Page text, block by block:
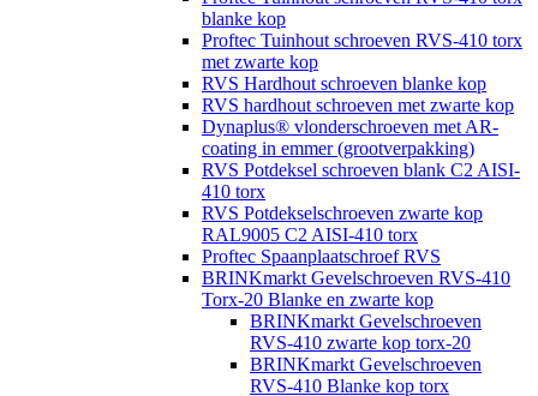
blanke kop
Proftec Tuinhout schroeven RVS-410 torx
met zwarte kop
RVS Hardhout schroeven blanke kop
RVS hardhout schroeven met zwarte kop
Dynaplus® vlonderschroeven met AR-
coating in emmer (grootverpakking)
RVS Potdeksel schroeven blank C2 AISI-
410 torx
RVS Potdekselschroeven zwarte kop
RAL9005 C2 AISI-410 torx
Proftec Spaanplaatschroef RVS
BRINKmarkt Gevelschroeven RVS-410
Torx-20 Blanke en zwarte kop
BRINKmarkt Gevelschroeven
RVS-410 zwarte kop torx-20
BRINKmarkt Gevelschroeven
RVS-410 Blanke kop torx